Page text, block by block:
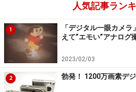
人気記事ラン
1
「デジタル一眼カメ
えて”エモい”アナログ
2023/02/03
2 勃発！ 1200万画素デ